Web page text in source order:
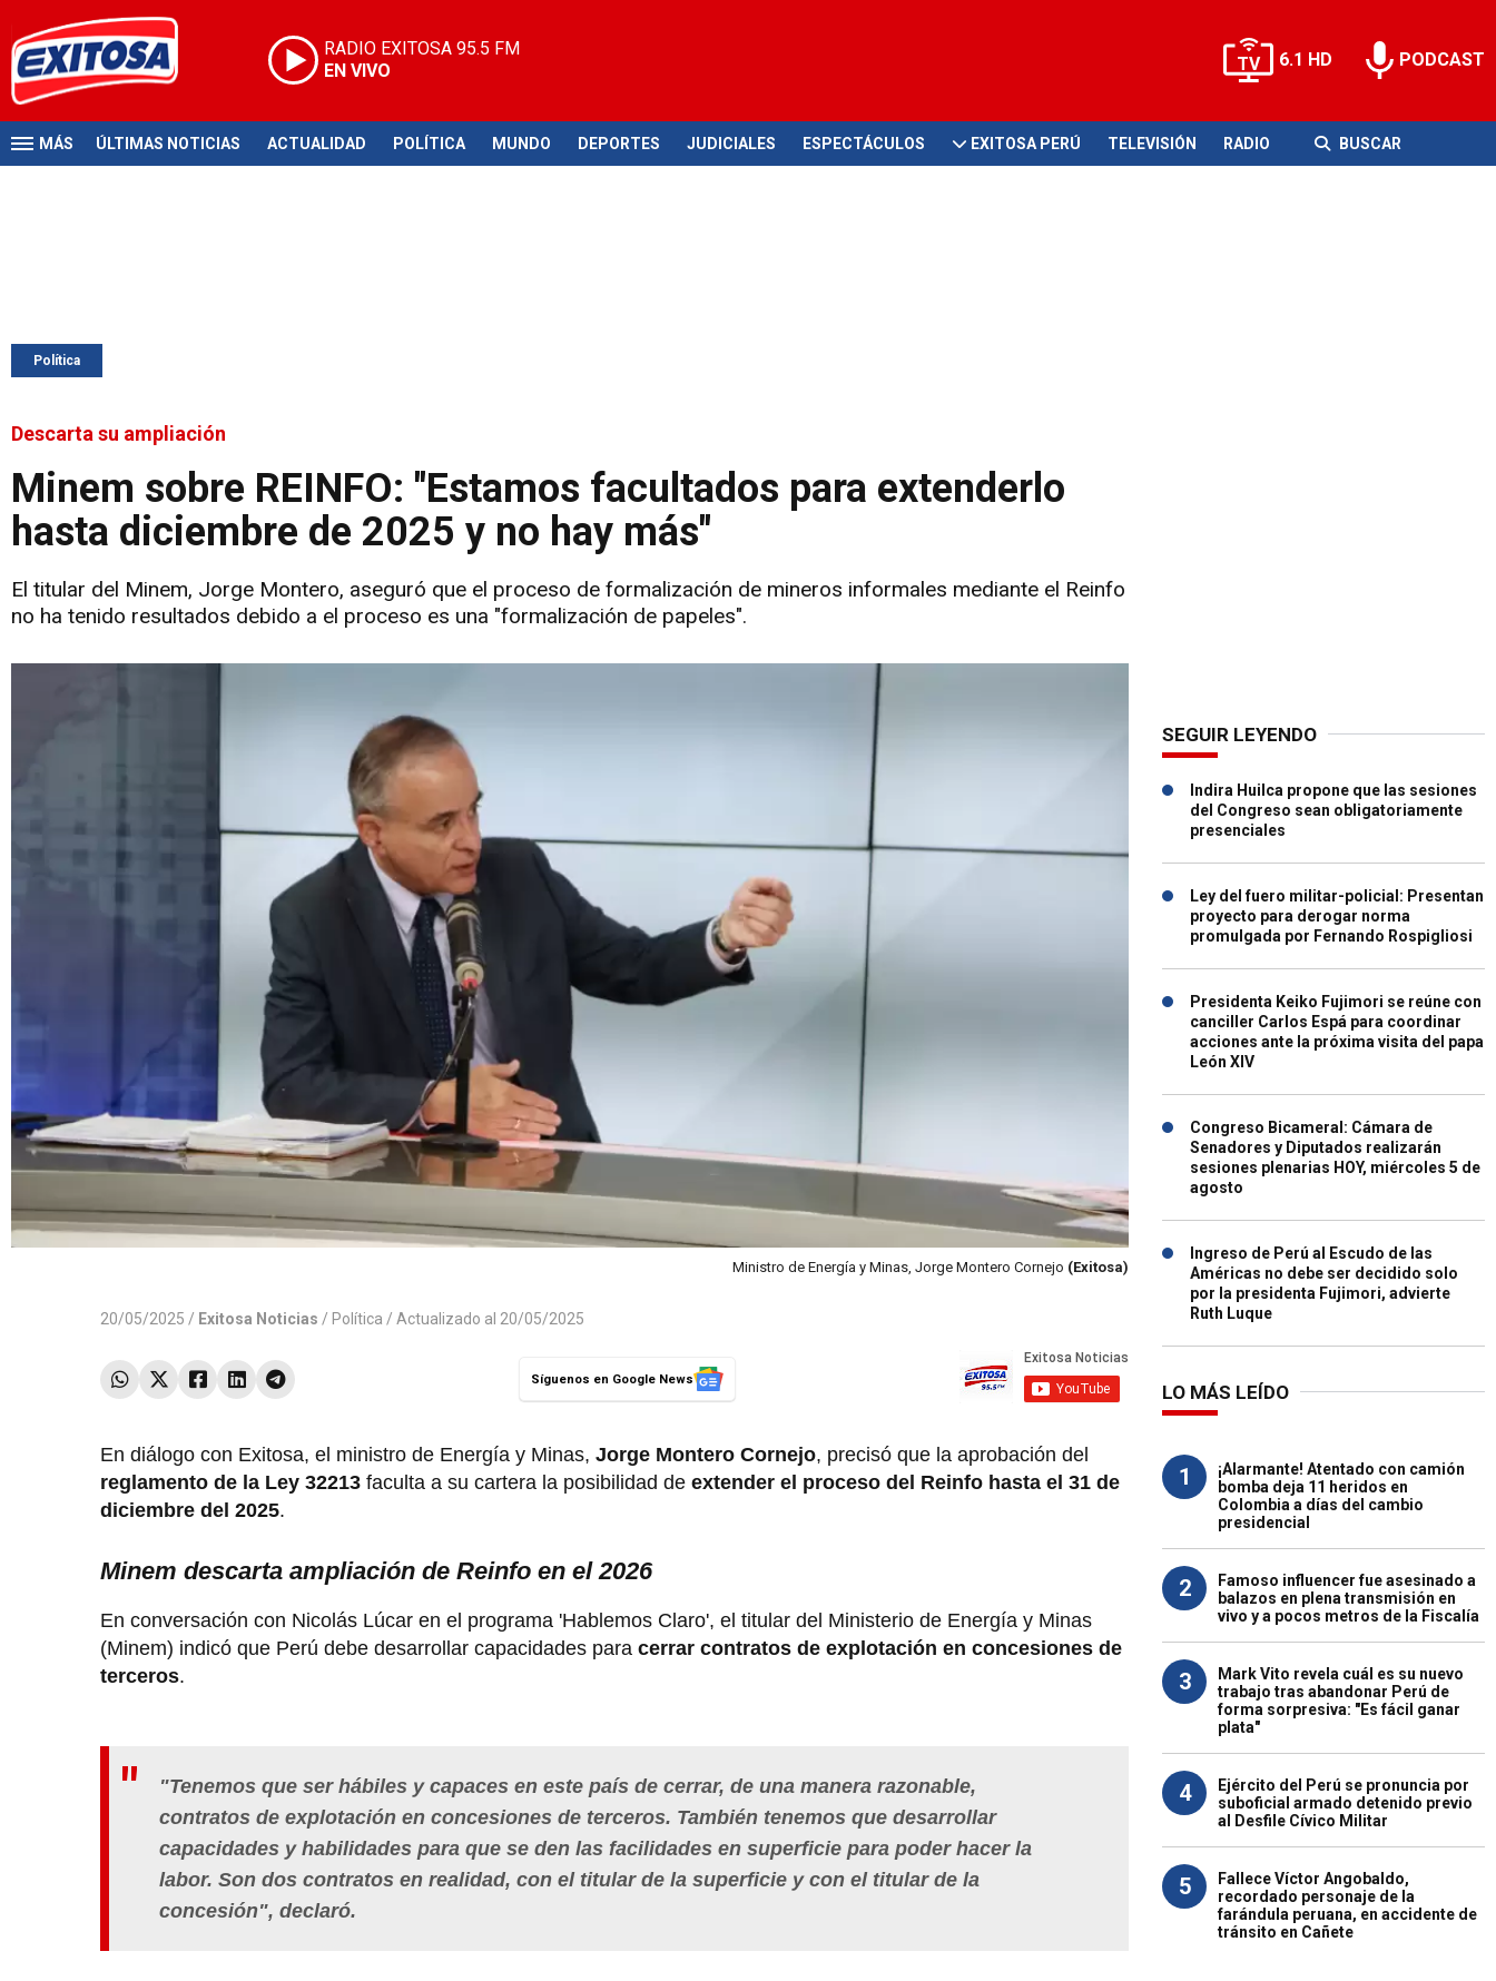
RADIO EXITOSA 95.5 FM
EN VIVO
6.1 HD PODCAST
MÁS ÚLTIMAS NOTICIAS ACTUALIDAD POLÍTICA MUNDO DEPORTES JUDICIALES ESPECTÁCULOS EXITOSA PERÚ TELEVISIÓN RADIO BUSCAR
Política
Descarta su ampliación
Minem sobre REINFO: "Estamos facultados para extenderlo
hasta diciembre de 2025 y no hay más"
El titular del Minem, Jorge Montero, aseguró que el proceso de formalización de mineros informales mediante el Reinfo
no ha tenido resultados debido a el proceso es una "formalización de papeles".
Ministro de Energía y Minas, Jorge Montero Cornejo (Exitosa)
20/05/2025 / Exitosa Noticias / Política / Actualizado al 20/05/2025
Síguenos en Google News
En diálogo con Exitosa, el ministro de Energía y Minas, Jorge Montero Cornejo, precisó que la aprobación del
reglamento de la Ley 32213 faculta a su cartera la posibilidad de extender el proceso del Reinfo hasta el 31 de
diciembre del 2025.
Minem descarta ampliación de Reinfo en el 2026
En conversación con Nicolás Lúcar en el programa 'Hablemos Claro', el titular del Ministerio de Energía y Minas
(Minem) indicó que Perú debe desarrollar capacidades para cerrar contratos de explotación en concesiones de
terceros.
"Tenemos que ser hábiles y capaces en este país de cerrar, de una manera razonable,
contratos de explotación en concesiones de terceros. También tenemos que desarrollar
capacidades y habilidades para que se den las facilidades en superficie para poder hacer la
labor. Son dos contratos en realidad, con el titular de la superficie y con el titular de la
concesión", declaró.
SEGUIR LEYENDO
Indira Huilca propone que las sesiones
del Congreso sean obligatoriamente
presenciales
Ley del fuero militar-policial: Presentan
proyecto para derogar norma
promulgada por Fernando Rospigliosi
Presidenta Keiko Fujimori se reúne con
canciller Carlos Espá para coordinar
acciones ante la próxima visita del papa
León XIV
Congreso Bicameral: Cámara de
Senadores y Diputados realizarán
sesiones plenarias HOY, miércoles 5 de
agosto
Ingreso de Perú al Escudo de las
Américas no debe ser decidido solo
por la presidenta Fujimori, advierte
Ruth Luque
LO MÁS LEÍDO
1
¡Alarmante! Atentado con camión
bomba deja 11 heridos en
Colombia a días del cambio
presidencial
2
Famoso influencer fue asesinado a
balazos en plena transmisión en
vivo y a pocos metros de la Fiscalía
3
Mark Vito revela cuál es su nuevo
trabajo tras abandonar Perú de
forma sorpresiva: "Es fácil ganar
plata"
4
Ejército del Perú se pronuncia por
suboficial armado detenido previo
al Desfile Cívico Militar
5
Fallece Víctor Angobaldo,
recordado personaje de la
farándula peruana, en accidente de
tránsito en Cañete